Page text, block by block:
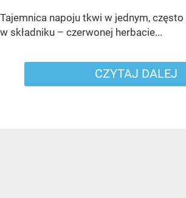
Tajemnica napoju tkwi w jednym,
w składniku – czerwonej herbacie...
CZYTAJ DALEJ